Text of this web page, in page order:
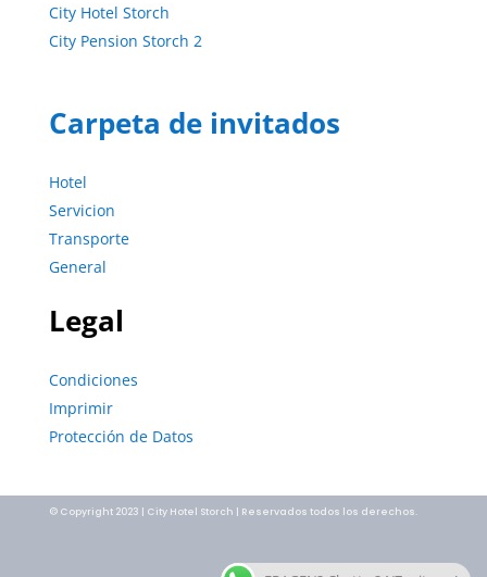
City Hotel Storch
City Pension Storch 2
Carpeta de invitados
Hotel
Servicion
Transporte
General
Legal
Condiciones
Imprimir
Protección de Datos
© Copyright 2023 | City Hotel Storch | Reservados todos los derechos.